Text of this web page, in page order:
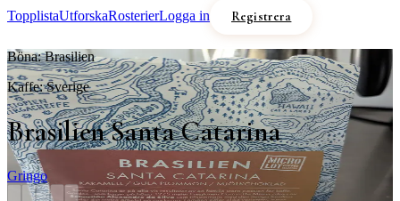
TopplistaUtforskaRosterierLogga in Registrera
Böna:Brasilien
Kaffe:Sverige
Brasilien Santa Catarina
Gringo